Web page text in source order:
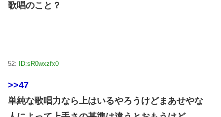
歌唱のこと？
52: ID:sR0wxzfx0
>>47
単純な歌唱力なら上はいるやろうけどまあせやな